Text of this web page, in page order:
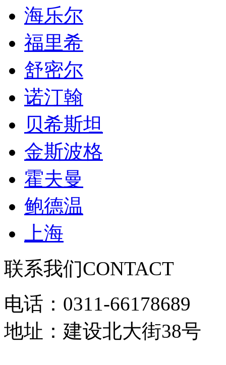
海乐尔
福里希
舒密尔
诺汀翰
贝希斯坦
金斯波格
霍夫曼
鲍德温
上海
联系我们CONTACT
电话：0311-66178689
地址：建设北大街38号